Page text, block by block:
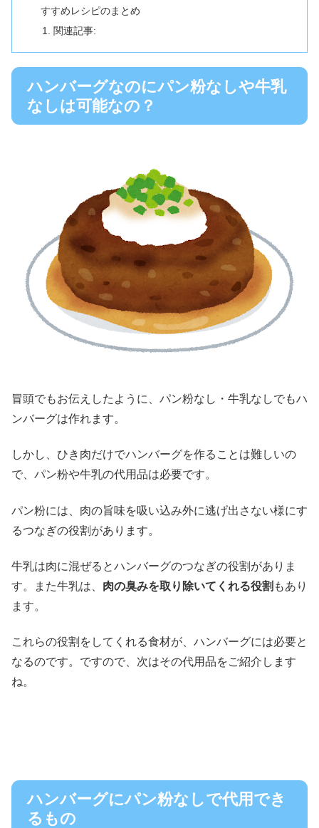
すすめレシピのまとめ
関連記事:
ハンバーグなのにパン粉なしや牛乳
なしは可能なの？
冒頭でもお伝えしたように、パン粉なし・牛乳なしでもハ
ンバーグは作れます。
しかし、ひき肉だけでハンバーグを作ることは難しいの
で、パン粉や牛乳の代用品は必要です。
パン粉には、 肉の旨味を吸い込み外に逃げ出さない様にす
るつなぎの役割 があります。
牛乳は肉に混ぜるとハンバーグのつなぎの役割 がありま
す。また牛乳は、 肉の臭みを取り除いてくれる役割 もあり
ます。
これらの役割をしてくれる食材が、ハンバーグには必要と
なるのです。ですので、次はその代用品をご紹介します
ね。
ハンバーグにパン粉なしで代用でき
るもの